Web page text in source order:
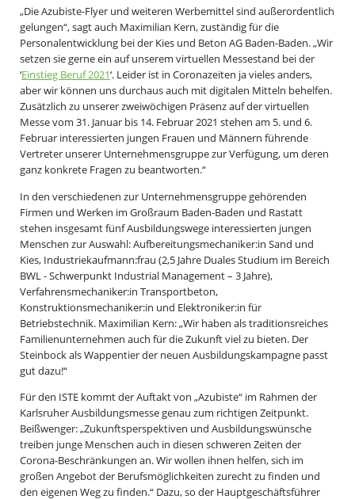
„Die Azubiste-Flyer und weiteren Werbemittel sind außerordentlich
gelungen“, sagt auch Maximilian Kern, zuständig für die
Personalentwicklung bei der Kies und Beton AG Baden-Baden. „Wir
setzen sie gerne ein auf unserem virtuellen Messestand bei der
‘Einstieg Beruf 2021‘. Leider ist in Coronazeiten ja vieles anders,
aber wir können uns durchaus auch mit digitalen Mitteln behelfen.
Zusätzlich zu unserer zweiwöchigen Präsenz auf der virtuellen
Messe vom 31. Januar bis 14. Februar 2021 stehen am 5. und 6.
Februar interessierten jungen Frauen und Männern führende
Vertreter unserer Unternehmensgruppe zur Verfügung, um deren
ganz konkrete Fragen zu beantworten.“
In den verschiedenen zur Unternehmensgruppe gehörenden
Firmen und Werken im Großraum Baden-Baden und Rastatt
stehen insgesamt fünf Ausbildungswege interessierten jungen
Menschen zur Auswahl: Aufbereitungsmechaniker:in Sand und
Kies, Industriekaufmann:frau (2,5 Jahre Duales Studium im Bereich
BWL - Schwerpunkt Industrial Management – 3 Jahre),
Verfahrensmechaniker:in Transportbeton,
Konstruktionsmechaniker:in und Elektroniker:in für
Betriebstechnik. Maximilian Kern: „Wir haben als traditionsreiches
Familienunternehmen auch für die Zukunft viel zu bieten. Der
Steinbock als Wappentier der neuen Ausbildungskampagne passt
gut dazu!“
Für den ISTE kommt der Auftakt von „Azubiste“ im Rahmen der
Karlsruher Ausbildungsmesse genau zum richtigen Zeitpunkt.
Beißwenger: „Zukunftsperspektiven und Ausbildungswünsche
treiben junge Menschen auch in diesen schweren Zeiten der
Corona-Beschränkungen an. Wir wollen ihnen helfen, sich im
großen Angebot der Berufsmöglichkeiten zurecht zu finden und
den eigenen Weg zu finden.“ Dazu, so der Hauptgeschäftsführer